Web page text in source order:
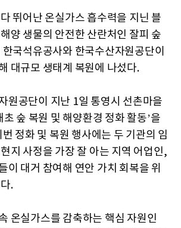
뛰어난 온실가스 흡수력을 지닌 블
양 생물의 안전한 산란처인 잘피 숲
국석유공사와 한국수산자원공단이
대규모 생태계 복원에 나섰다.
원공단이 지난 1일 통영시 선촌마을
초 숲 복원 및 해양환경 정화 활동’을
정화 및 복원 행사에는 두 기관의 임
지 사정을 가장 잘 아는 지역 어업인,
이 대거 참여해 연안 가치 회복을 위
.
온실가스를 감축하는 핵심 자원인